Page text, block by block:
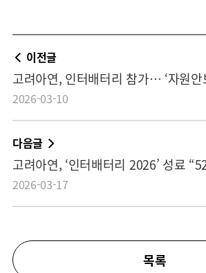
이전글
2026-03-10
다음글
2026-03-17
목록